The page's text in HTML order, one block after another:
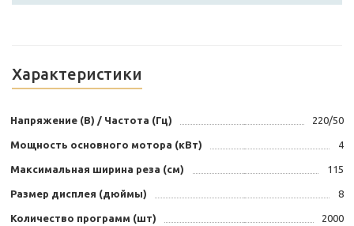
Характеристики
Напряжение (В) / Частота (Гц) 220/50
Мощность основного мотора (кВт) 4
Максимальная ширина реза (см) 115
Размер дисплея (дюймы) 8
Количество программ (шт) 2000